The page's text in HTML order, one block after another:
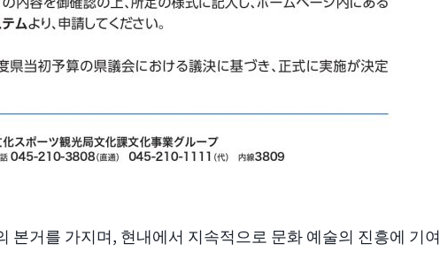
본거를 가지며, 현내에서 지속적으로 문화 예술의 진흥에 기여